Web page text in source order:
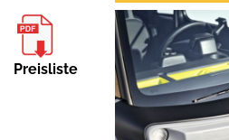
Preisliste